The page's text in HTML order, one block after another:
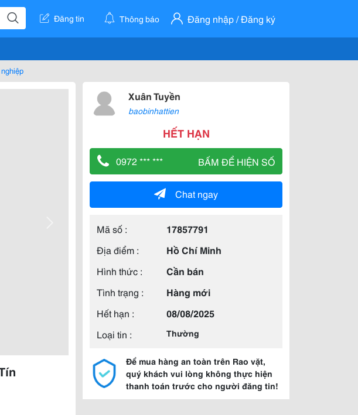
Đăng tin Thông báo Đăng nhập / Đăng ký
Xuân Tuyền
baobinhattien
HẾT HẠN
0972 *** *** BẤM ĐỂ HIỆN SỐ
Chat ngay
Mã số :
17857791
Địa điểm :
Hồ Chí Minh
Hình thức :
Cần bán
Tình trạng :
Hàng mới
Hết hạn :
08/08/2025
Loại tin :
Thường
Để mua hàng an toàn trên Rao vặt,
quý khách vui lòng không thực hiện
thanh toán trước cho người đăng tin!